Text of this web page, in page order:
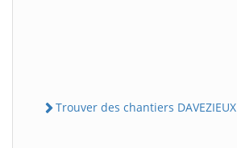
Trouver des chantiers DAVEZIEUX